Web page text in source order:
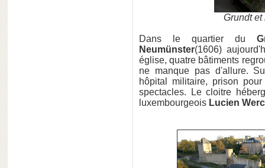
Grundt et
Dans le quartier du
Neumünster(1606)
église, quatre bâtiments
ne manque pas d'allure.
hôpital militaire, prison
spectacles. Le cloitre
luxembourgeois Lucien